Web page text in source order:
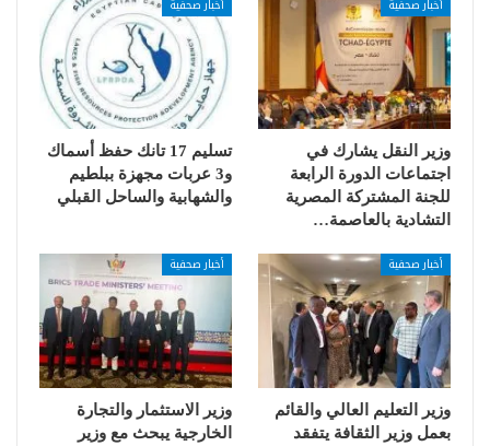
أخبار صحفية
وزير النقل يشارك في
اجتماعات الدورة الرابعة
للجنة المشتركة المصرية
التشادية بالعاصمة…
أخبار صحفية
تسليم 17 تانك حفظ أسماك
و3 عربات مجهزة ببلطيم
والشهابية والساحل القبلي
أخبار صحفية
وزير التعليم العالي والقائم
بعمل وزير الثقافة يتفقد
أخبار صحفية
وزير الاستثمار والتجارة
الخارجية يبحث مع وزير